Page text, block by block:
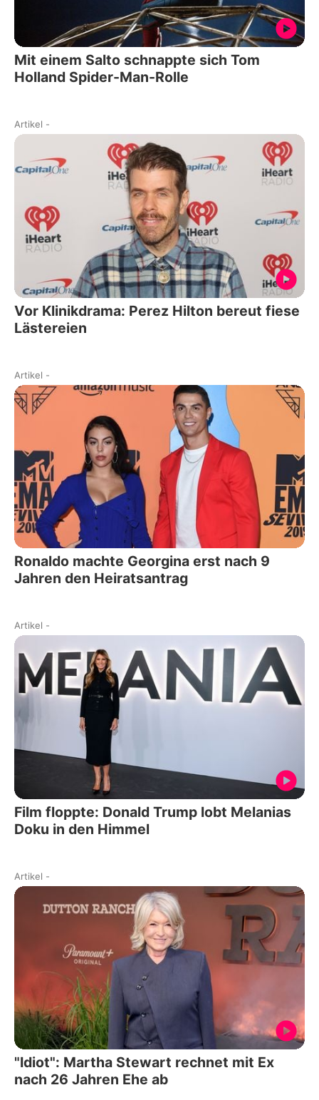
Mit einem Salto schnappte sich Tom
Holland Spider-Man-Rolle
Artikel -
Vor Klinikdrama: Perez Hilton bereut fiese
Lästereien
Artikel -
Ronaldo machte Georgina erst nach 9
Jahren den Heiratsantrag
Artikel -
Film floppte: Donald Trump lobt Melanias
Doku in den Himmel
Artikel -
"Idiot": Martha Stewart rechnet mit Ex
nach 26 Jahren Ehe ab